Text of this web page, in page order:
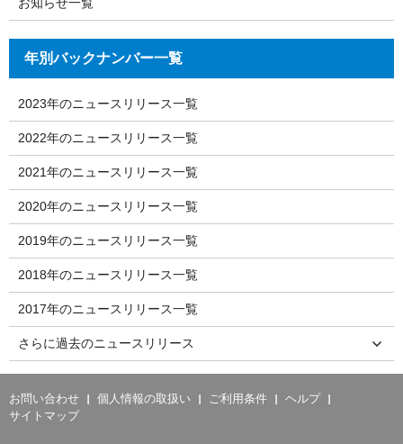
年別バックナンバー一覧
2023年のニュースリリース一覧
2022年のニュースリリース一覧
2021年のニュースリリース一覧
2020年のニュースリリース一覧
2019年のニュースリリース一覧
2018年のニュースリリース一覧
2017年のニュースリリース一覧
さらに過去のニュースリリース
お問い合わせ 個人情報の取扱い ご利用条件
ヘルプ
サイトマップ